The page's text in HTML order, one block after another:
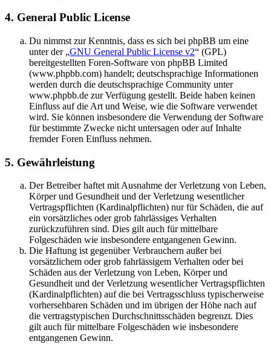
4. General Public License
Du nimmst zur Kenntnis, dass es sich bei phpBB um eine
unter der „GNU General Public License v2“ (GPL)
bereitgestellten Foren-Software von phpBB Limited
(www.phpbb.com) handelt; deutschsprachige Informationen
werden durch die deutschsprachige Community unter
www.phpbb.de zur Verfügung gestellt. Beide haben keinen
Einfluss auf die Art und Weise, wie die Software verwendet
wird. Sie können insbesondere die Verwendung der Software
für bestimmte Zwecke nicht untersagen oder auf Inhalte
fremder Foren Einfluss nehmen.
5. Gewährleistung
Der Betreiber haftet mit Ausnahme der Verletzung von Leben,
Körper und Gesundheit und der Verletzung wesentlicher
Vertragspflichten (Kardinalpflichten) nur für Schäden, die auf
ein vorsätzliches oder grob fahrlässiges Verhalten
zurückzuführen sind. Dies gilt auch für mittelbare
Folgeschäden wie insbesondere entgangenen Gewinn.
Die Haftung ist gegenüber Verbrauchern außer bei
vorsätzlichem oder grob fahrlässigem Verhalten oder bei
Schäden aus der Verletzung von Leben, Körper und
Gesundheit und der Verletzung wesentlicher Vertragspflichten
(Kardinalpflichten) auf die bei Vertragsschluss typischerweise
vorhersehbaren Schäden und im übrigen der Höhe nach auf
die vertragstypischen Durchschnittsschäden begrenzt. Dies
gilt auch für mittelbare Folgeschäden wie insbesondere
entgangenen Gewinn.